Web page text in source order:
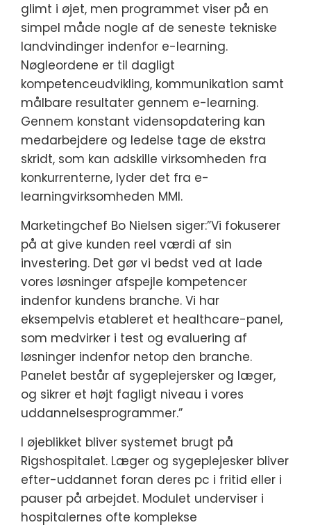
glimt i øjet, men programmet viser på en
simpel måde nogle af de seneste tekniske
landvindinger indenfor e-learning.
Nøgleordene er til dagligt
kompetenceudvikling, kommunikation samt
målbare resultater gennem e-learning.
Gennem konstant vidensopdatering kan
medarbejdere og ledelse tage de ekstra
skridt, som kan adskille virksomheden fra
konkurrenterne, lyder det fra e-
learningvirksomheden MMI.
Marketingchef Bo Nielsen siger:”Vi fokuserer
på at give kunden reel værdi af sin
investering. Det gør vi bedst ved at lade
vores løsninger afspejle kompetencer
indenfor kundens branche. Vi har
eksempelvis etableret et healthcare-panel,
som medvirker i test og evaluering af
løsninger indenfor netop den branche.
Panelet består af sygeplejersker og læger,
og sikrer et højt fagligt niveau i vores
uddannelsesprogrammer.”
I øjeblikket bliver systemet brugt på
Rigshospitalet. Læger og sygeplejesker bliver
efter-uddannet foran deres pc i fritid eller i
pauser på arbejdet. Modulet underviser i
hospitalernes ofte komplekse